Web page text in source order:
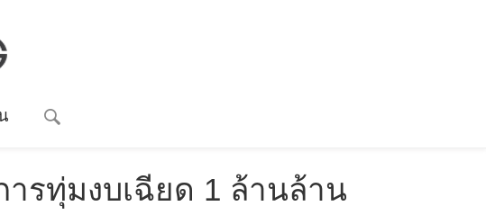
ารทุ่มงบเฉียด 1 ล้านล้าน